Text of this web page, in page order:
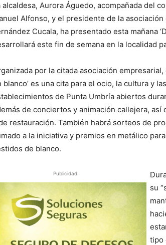
alcaldesa, Aurora Águedo, acompañada del
Alfonso, y el presidente de la
Cucala, ha presentado esta mañana
este fin de semana en la localidad
por la citada asociación
blanco’ es una cita para el ocio, la cultura y
de Punta Umbría abiertos
de conciertos y animación callejera,
restauración. También habrá sorteos de
a la iniciativa y premios en metálico
de blanco.
Publicidad.
su
tipo